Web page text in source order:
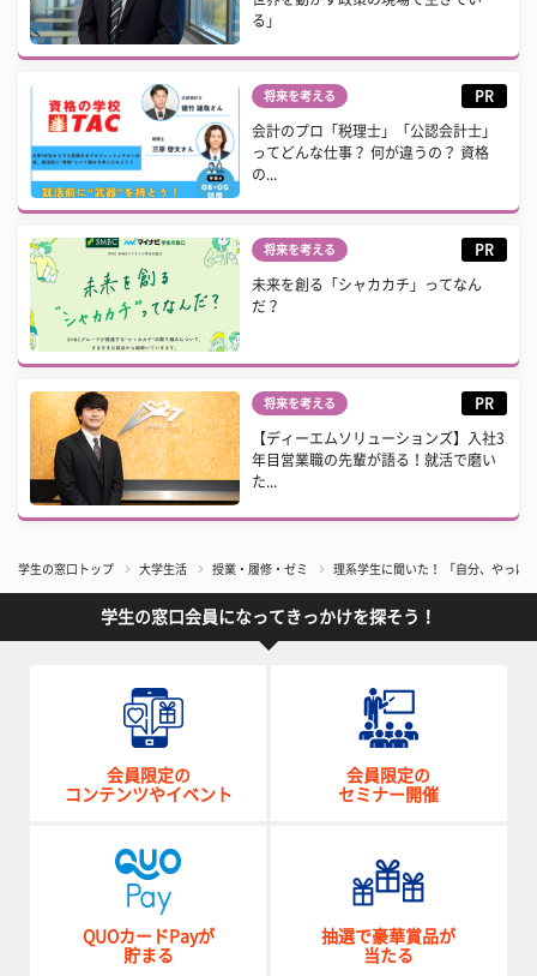
る」
将来を考える PR
会計のプロ「税理士」「公認会計士」
ってどんな仕事？ 何が違うの？ 資格
の...
将来を考える PR
未来を創る「シャカカチ」ってなん
だ？
将来を考える PR
【ディーエムソリューションズ】入社3
年目営業職の先輩が語る！就活で磨い
た...
学生の窓口トップ 大学生活 授業・履修・ゼミ 理系学生に聞いた！ 「自分、やっぱ
学生の窓口会員になってきっかけを探そう！
会員限定の
コンテンツやイベント
会員限定の
セミナー開催
QUOカードPayが
貯まる
抽選で豪華賞品が
当たる